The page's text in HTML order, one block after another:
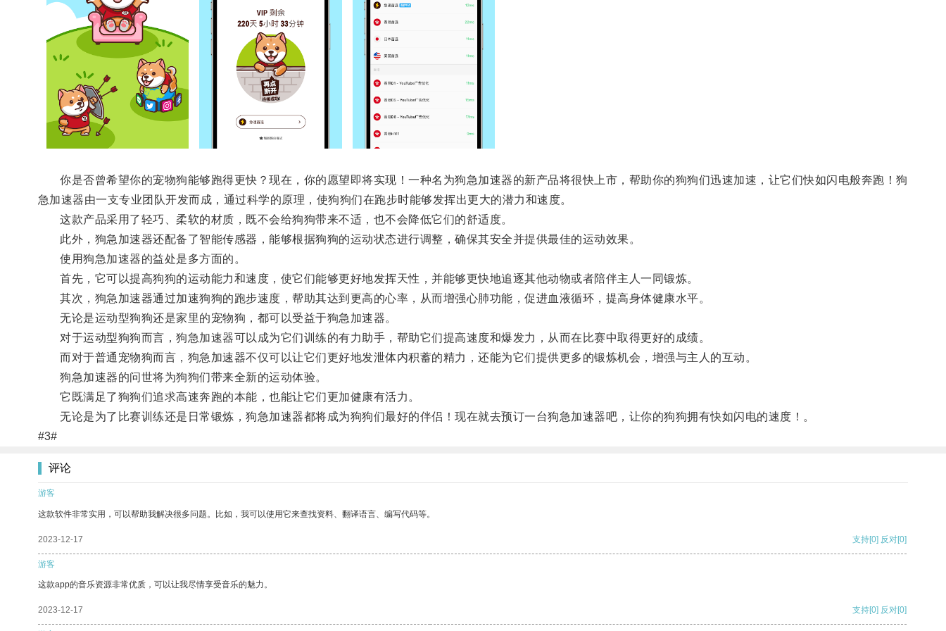
你是否曾希望你的宠物狗能够跑得更快？现在，你的愿望即将实现！一种名为狗急加速器的新产品将很快上市，帮助你的狗狗们迅速加速，让它们快如闪电般奔跑！狗
急加速器由一支专业团队开发而成，通过科学的原理，使狗狗们在跑步时能够发挥出更大的潜力和速度。
这款产品采用了轻巧、柔软的材质，既不会给狗狗带来不适，也不会降低它们的舒适度。
此外，狗急加速器还配备了智能传感器，能够根据狗狗的运动状态进行调整，确保其安全并提供最佳的运动效果。
使用狗急加速器的益处是多方面的。
首先，它可以提高狗狗的运动能力和速度，使它们能够更好地发挥天性，并能够更快地追逐其他动物或者陪伴主人一同锻炼。
其次，狗急加速器通过加速狗狗的跑步速度，帮助其达到更高的心率，从而增强心肺功能，促进血液循环，提高身体健康水平。
无论是运动型狗狗还是家里的宠物狗，都可以受益于狗急加速器。
对于运动型狗狗而言，狗急加速器可以成为它们训练的有力助手，帮助它们提高速度和爆发力，从而在比赛中取得更好的成绩。
而对于普通宠物狗而言，狗急加速器不仅可以让它们更好地发泄体内积蓄的精力，还能为它们提供更多的锻炼机会，增强与主人的互动。
狗急加速器的问世将为狗狗们带来全新的运动体验。
它既满足了狗狗们追求高速奔跑的本能，也能让它们更加健康有活力。
无论是为了比赛训练还是日常锻炼，狗急加速器都将成为狗狗们最好的伴侣！现在就去预订一台狗急加速器吧，让你的狗狗拥有快如闪电的速度！。
#3#
评论
游客
这款软件非常实用，可以帮助我解决很多问题。比如，我可以使用它来查找资料、翻译语言、编写代码等。
2023-12-17 支持[0] 反对[0]
游客
这款app的音乐资源非常优质，可以让我尽情享受音乐的魅力。
2023-12-17 支持[0] 反对[0]